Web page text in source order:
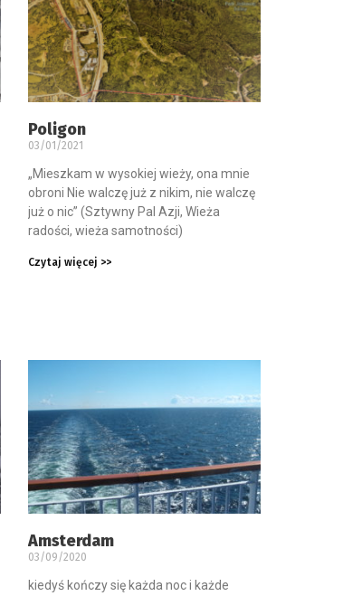
Poligon
03/01/2021
„Mieszkam w wysokiej wieży, ona mnie
obroni Nie walczę już z nikim, nie walczę
już o nic” (Sztywny Pal Azji, Wieża
radości, wieża samotności)
Czytaj więcej >>
Amsterdam
03/09/2020
kiedyś kończy się każda noc i każde